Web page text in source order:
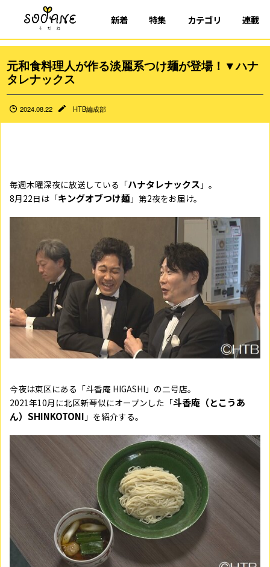
新着 特集 カテゴリ 連載
元和食料理人が作る淡麗系つけ麺が登場！▼ハナ
タレナックス
2024.08.22 HTB編成部
毎週木曜深夜に放送している「ハナタレナックス 」。
8月22日は「キングオブつけ麺 」第2夜をお届け。
今夜は東区にある「斗香庵 HIGASHI」の二号店。
2021年10月に北区新琴似にオープンした「斗香庵（とこうあ
ん）SHINKOTONI 」を紹介する。